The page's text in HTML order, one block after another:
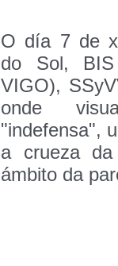
O día 7 de
do Sol, BIS
VIGO),
onde
"indefensa",
a crueza da
ámbito da